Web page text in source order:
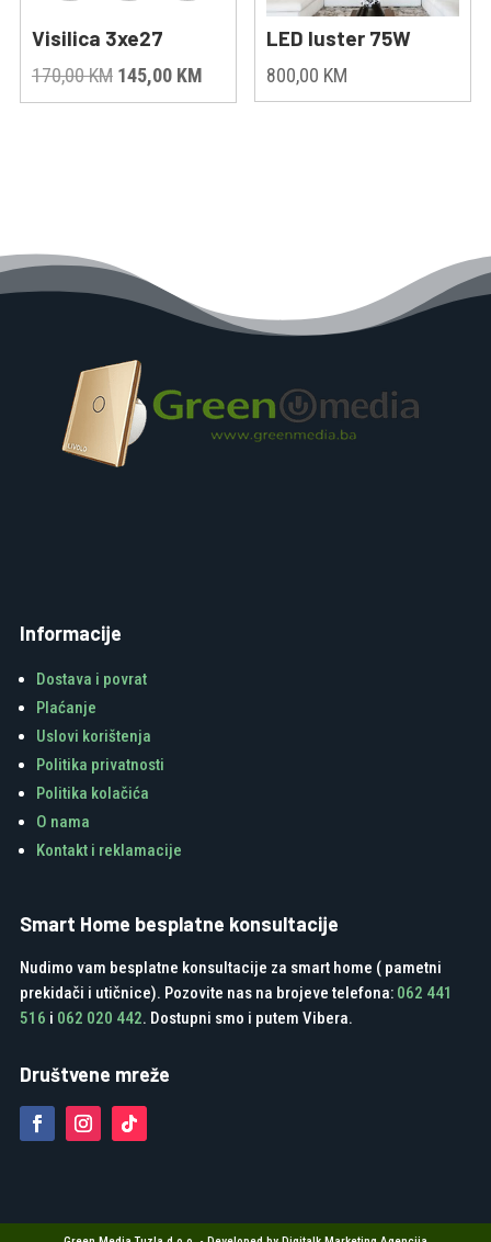
Visilica 3xe27
170,00KM Original
price
145,00 KMCurrent
price
LED luster 75W
800,00 KM
Informacije
Dostava i povrat
Plaćanje
Uslovi korištenja
Politika privatnosti
Politika kolačića
O nama
Kontakt i reklamacije
Smart Home besplatne konsultacije
Nudimo vam besplatne konsultacije za smart home ( pametni
prekidači i utičnice). Pozovite nas na brojeve telefona: 062 441
516 i 062 020 442. Dostupni smo i putem Vibera.
Društvene mreže